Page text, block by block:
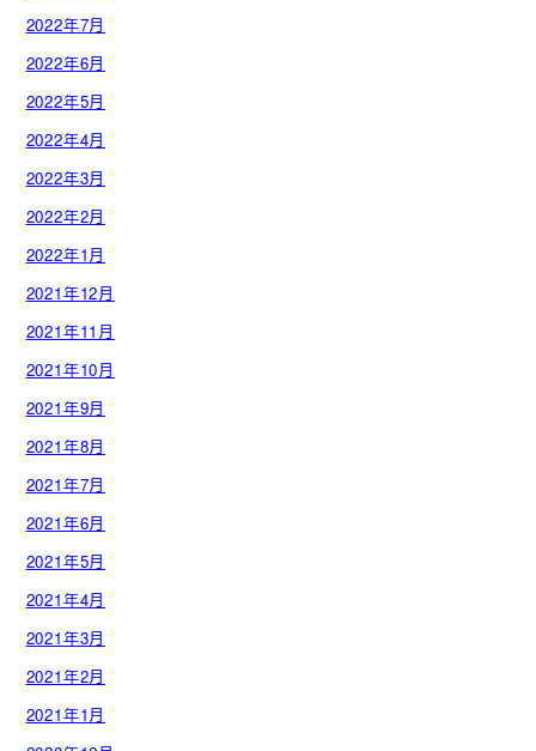
2022年7月
2022年6月
2022年5月
2022年4月
2022年3月
2022年2月
2022年1月
2021年12月
2021年11月
2021年10月
2021年9月
2021年8月
2021年7月
2021年6月
2021年5月
2021年4月
2021年3月
2021年2月
2021年1月